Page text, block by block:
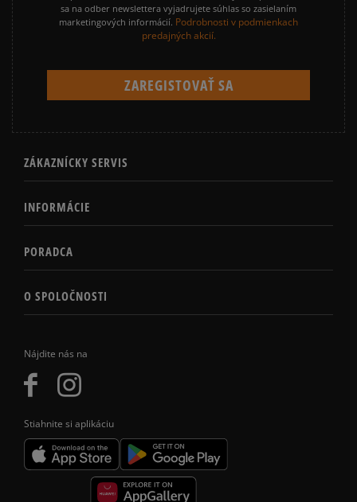
Nájdite nás na
Stiahnite si aplikáciu
sa na odber newslettera vyjadrujete súhlas so zasielaním
marketingových informácií. Podrobnosti v podmienkach
predajných akcií.
ZÁKAZNÍCKY SERVIS
INFORMÁCIE
PORADCA
O SPOLOČNOSTI